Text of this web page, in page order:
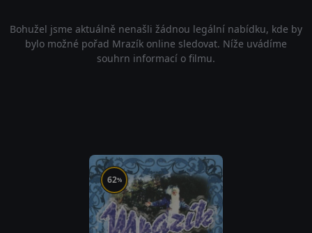
Bohužel jsme aktuálně nenašli žádnou legální nabídku, kde by
bylo možné pořad Mrazík online sledovat. Níže uvádíme
souhrn informací o filmu.
62%